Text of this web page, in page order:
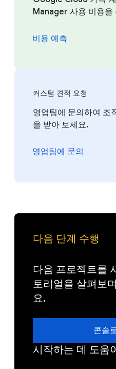
Manager 사용 비용을
비용 예측
커스텀 견적 요청
영업팀에 문의하여 조
을 받아 보세요.
영업팀에 문의
다음 단계 수행
다음 프로젝트를
토리얼을 살펴보
요.
콘솔
시작하는 데 도움